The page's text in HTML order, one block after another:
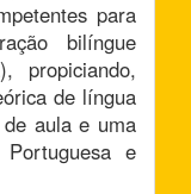
para
bilíngue
propiciando,
de língua
aula e uma
e